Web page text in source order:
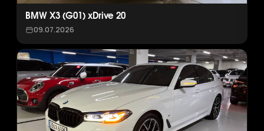
BMW X3 (G01) xDrive 20
09.07.2026